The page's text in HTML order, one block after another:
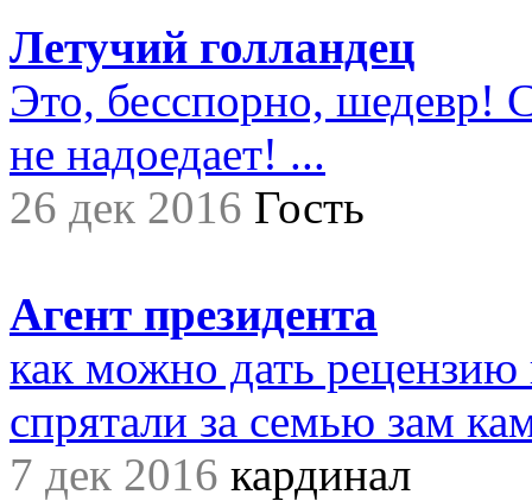
Летучий голландец
Это, бесспорно, шедевр!
не надоедает! ...
26 дек 2016 Гость
Агент президента
как можно дать
спрятали за семью зам
7 дек 2016 кардинал